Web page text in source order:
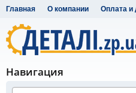
Главная О компании Оплата и
Навигация